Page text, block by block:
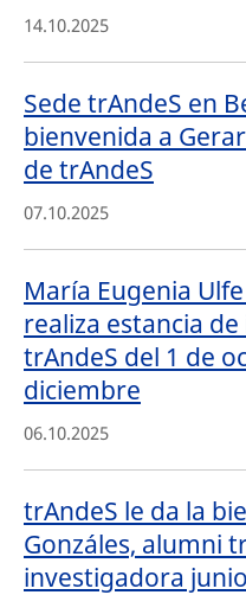
14.10.2025
Sede trAndeS en
bienvenida a
de trAndeS
07.10.2025
María Eugenia
realiza estancia
trAndeS del 1 de
diciembre
06.10.2025
trAndeS le da la
Gonzáles, alumni
investigadora